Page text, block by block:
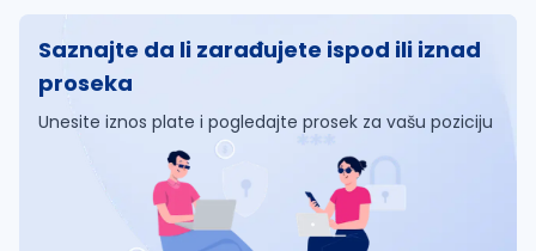
Saznajte da li zarađujete ispod ili iznad
proseka
Unesite iznos plate i pogledajte prosek za vašu poziciju